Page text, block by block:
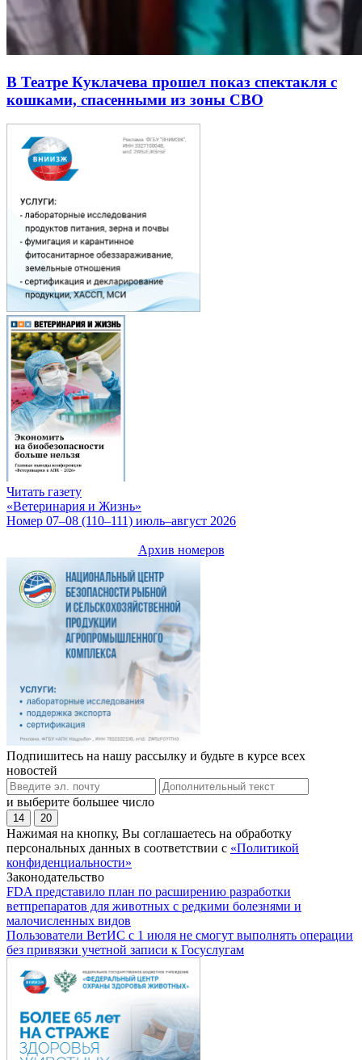
В Театре Куклачева прошел показ спектакля с
кошками, спасенными из зоны СВО
Читать газету
«Ветеринария и Жизнь»
Номер 07–08 (110–111) июль–август 2026
Архив номеров
Подпишитесь на нашу рассылку и будьте в курсе всех
новостей
и выберите большее число
14 20
Нажимая на кнопку, Вы соглашаетесь на обработку
персональных данных в соответствии с «Политикой
конфиденциальности»
Законодательство
FDA представило план по расширению разработки
ветпрепаратов для животных с редкими болезнями и
малочисленных видов
Пользователи ВетИС с 1 июля не смогут выполнять операции
без привязки учетной записи к Госуслугам